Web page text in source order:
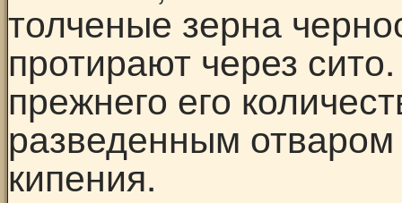
толченые зерна
протирают через
прежнего его
разведенным
кипения.